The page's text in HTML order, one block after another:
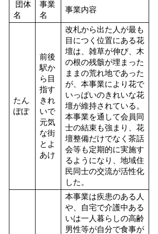
団体
名
事業
名
事業内容
たん
ぽぽ
前後
駅か
ら目
指す
きれ
いで
元気
な街
とよ
あけ
改札から出た人が最も
目につく位置にある花
壇は、雑草が伸び、木
の根の残骸が埋まった
ままの荒れ地であった
が、本事業により花で
いっぱいのきれいな花
壇が維持されている。
本事業を通して会員同
士の結束も強まり、花
壇整備だけでなく茶話
会等も定期的に実施す
るようになり、地域住
民同士の交流が活性化
した。
本事業は疾患のある人
や、自宅で介護中ある
いは一人暮らしの高齢
男性等が自分で食事が